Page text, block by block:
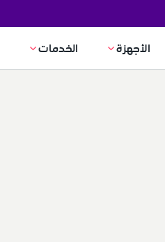
الأجهزة الخدمات